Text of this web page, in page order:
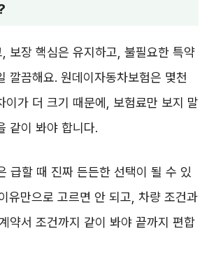
보장 핵심은 유지하고, 불필요한 특약
깔끔해요. 원데이자동차보험은 몇천
이가 더 크기 때문에, 보험료만 보지 말
같이 봐야 합니다.
급할 때 진짜 든든한 선택이 될 수 있
유만으로 고르면 안 되고, 차량 조건과
약서 조건까지 같이 봐야 끝까지 편합